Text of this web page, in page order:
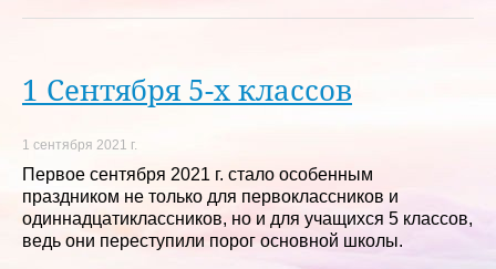
1 Сентября 5-х классов
1 сентября 2021 г.
Первое сентября 2021 г. стало особенным
праздником не только для первоклассников и
одиннадцатиклассников, но и для учащихся 5 классов,
ведь они переступили порог основной школы.